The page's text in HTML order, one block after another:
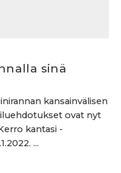
sinä
kansainvälisen
ovat nyt
kantasi -
...